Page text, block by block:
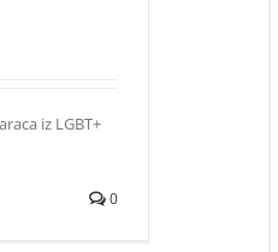
iz LGBT+
0